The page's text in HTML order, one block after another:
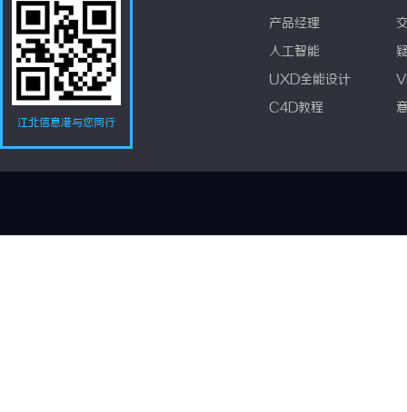
江北信息港与您同行
产品经理
人工智能
UXD全能设计
C4D教程